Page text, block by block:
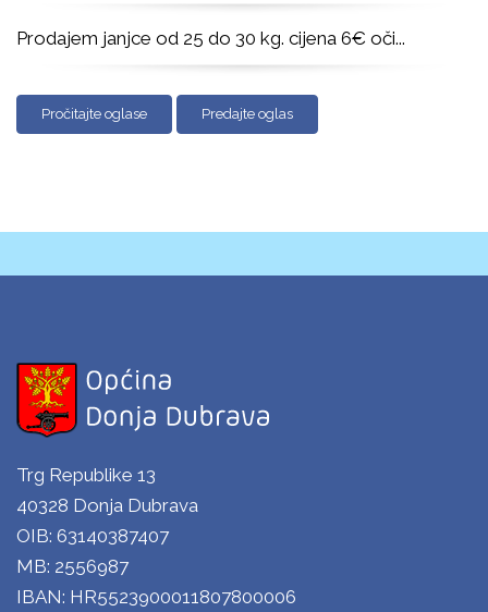
Prodajem janjce od 25 do 30 kg. cijena 6€ oči...
Pročitajte oglase Predajte oglas
Trg Republike 13
40328 Donja Dubrava
OIB: 63140387407
MB: 2556987
IBAN: HR5523900011807800006